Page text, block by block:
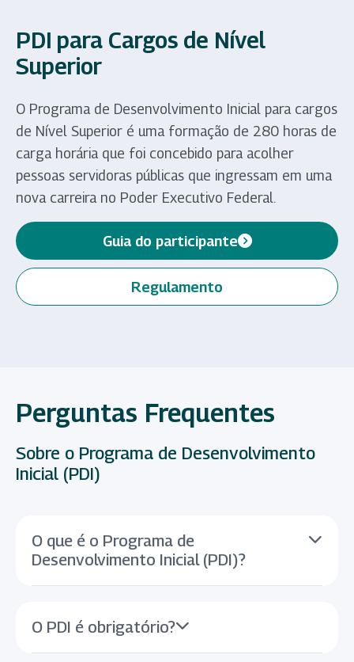
PDI para Cargos de Nível
Superior
O Programa de Desenvolvimento Inicial para cargos
de Nível Superior é uma formação de 280 horas de
carga horária que foi concebido para acolher
pessoas servidoras públicas que ingressam em uma
nova carreira no Poder Executivo Federal.
Guia do participante
(abre em nova aba)
Regulamento
(abre em nova aba)
Perguntas Frequentes
Sobre o Programa de Desenvolvimento
Inicial (PDI)
O que é o Programa de
Desenvolvimento Inicial (PDI)?
O PDI é obrigatório?